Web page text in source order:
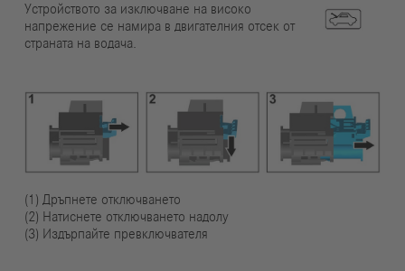
Устройството за изключване на високо
напрежение се намира в двигателния отсек от
страната на водача.
(1) Дръпнете отключването
(2) Натиснете отключването надолу
(3) Издърпайте превключвателя